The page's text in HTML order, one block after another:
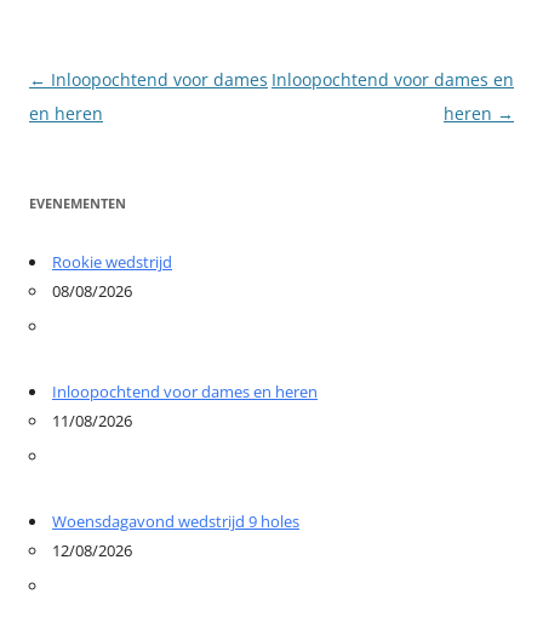
Berichtnavigatie
← Inloopochtend voor dames
en heren
Inloopochtend voor dames en
heren →
EVENEMENTEN
Rookie wedstrijd
08/08/2026
Inloopochtend voor dames en heren
11/08/2026
Woensdagavond wedstrijd 9 holes
12/08/2026